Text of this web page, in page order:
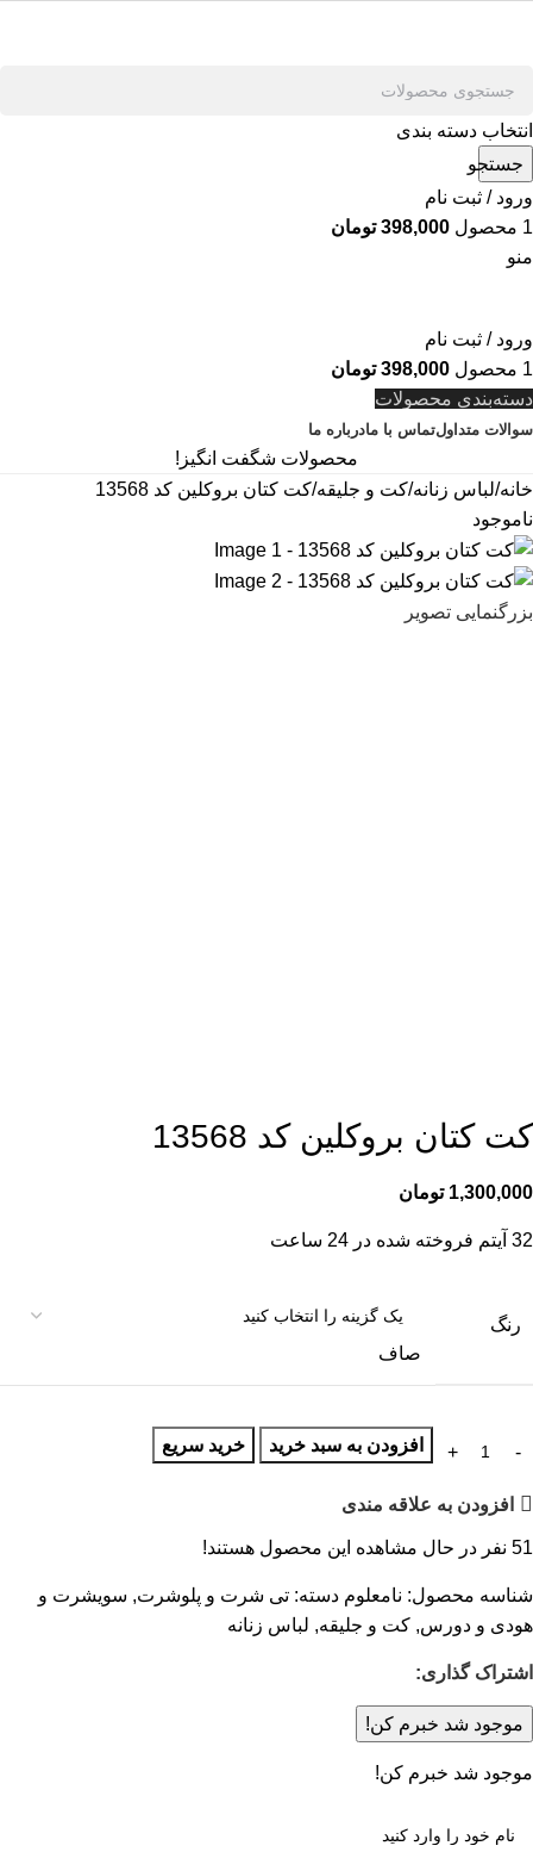
انتخاب دسته بندی
جستجو
ورود / ثبت نام
1 محصول 398,000 تومان
منو
ورود / ثبت نام
1 محصول 398,000 تومان
دسته‌بندی محصولات
سوالات متداولتماس با مادرباره ما
محصولات شگفت انگیز!
خانه لباس زنانه کت و جلیقه کت کتان بروکلین کد 13568
ناموجود
بزرگنمایی تصویر
کت کتان بروکلین کد 13568
1,300,000 تومان
32 آیتم فروخته شده در 24 ساعت
رنگ
صاف
افزودن به سبد خرید خرید سریع
افزودن به علاقه مندی
51 نفر در حال مشاهده این محصول هستند!
شناسه محصول: نامعلوم دسته: تی شرت و پلوشرت, سویشرت و
هودی و دورس, کت و جلیقه, لباس زنانه
اشتراک گذاری:
موجود شد خبرم کن!
موجود شد خبرم کن!